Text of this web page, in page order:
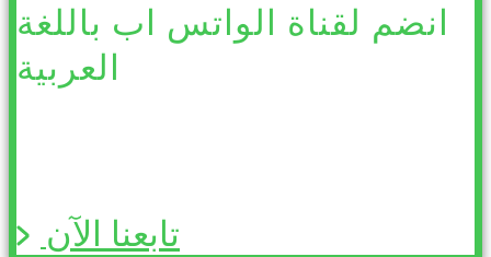
انضم لقناة الواتس اب باللغة
العربية
تابعنا الآن